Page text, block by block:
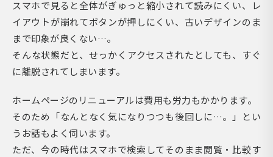
スマホで見ると全体がぎゅっと縮小されて読みにくい、レ
イアウトが崩れてボタンが押しにくい、古いデザインのま
まで印象が良くない…。
そんな状態だと、せっかくアクセスされたとしても、すぐ
に離脱されてしまいます。
ホームページのリニューアルは費用も労力もかかります。
そのため「なんとなく気になりつつも後回しに…。」とい
うお話もよく伺います。
ただ、今の時代はスマホで検索してそのまま閲覧・比較す